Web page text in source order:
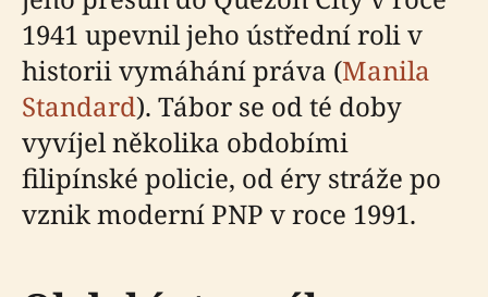
1941 upevnil jeho ústřední roli v
historii vymáhání práva (Manila
Standard). Tábor se od té doby
vyvíjel několika obdobími
filipínské policie, od éry stráže po
vznik moderní PNP v roce 1991.